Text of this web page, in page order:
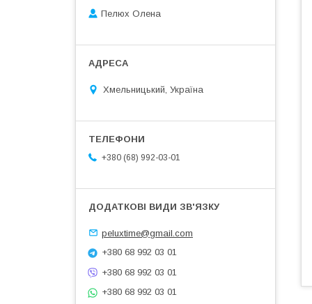
Пелюх Олена
Хмельницький, Україна
+380 (68) 992-03-01
peluxtime@gmail.com
+380 68 992 03 01
+380 68 992 03 01
+380 68 992 03 01